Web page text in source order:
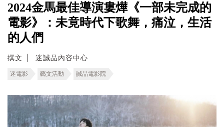
2024金馬最佳導演婁燁《一部未完成的
電影》：未竟時代下歌舞，痛泣，生活
的人們
撰文 迷誠品內容中心
迷電影 藝文活動 誠品電影院